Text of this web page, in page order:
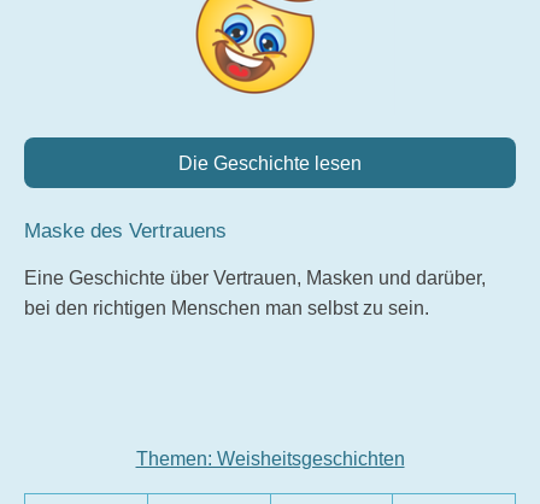
Die Geschichte lesen
Maske des Vertrauens
Eine Geschichte über Vertrauen, Masken und darüber,
bei den richtigen Menschen man selbst zu sein.
Themen: Weisheitsgeschichten